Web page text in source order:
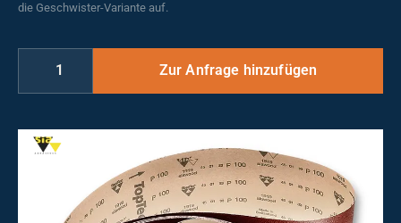
die Geschwister-Variante auf.